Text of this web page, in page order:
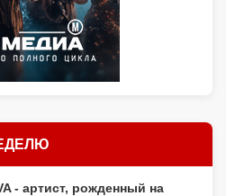
- артист, рожденный на